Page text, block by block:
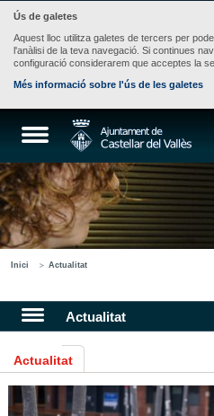
Ús de galetes
Aquest lloc utilitza galetes de tercers per
l'anàlisi de la teva navegació. Si continues
configuració considerarem que acceptes la
Més informació sobre l'ús de les galetes
Inici Actualitat
Actualitat
Actualitat